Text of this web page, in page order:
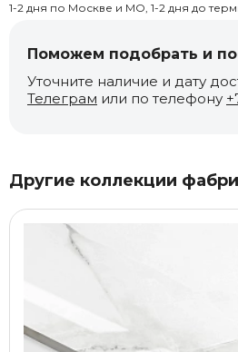
1-2 дня по Москве и МО, 1-2 дня до
Поможем подобрать и
Уточните наличие и дату
Телеграм или по телефону
Другие коллекции